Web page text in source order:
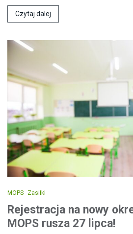
Czytaj dalej
MOPS Zasiłki
Rejestracja na nowy
MOPS rusza 27 lipca!